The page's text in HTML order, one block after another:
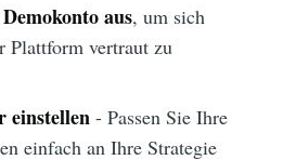
aus, um sich
Plattform vertraut zu
einstellen- Passen Sie Ihre
einfach an Ihre Strategie